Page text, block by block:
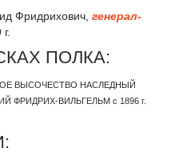
Фридрихович, генерал-
ПОЛКА:
ВЫСОЧЕСТВО НАСЛЕДНЫЙ
ФРИДРИХ-ВИЛЬГЕЛЬМ с 1896 г.